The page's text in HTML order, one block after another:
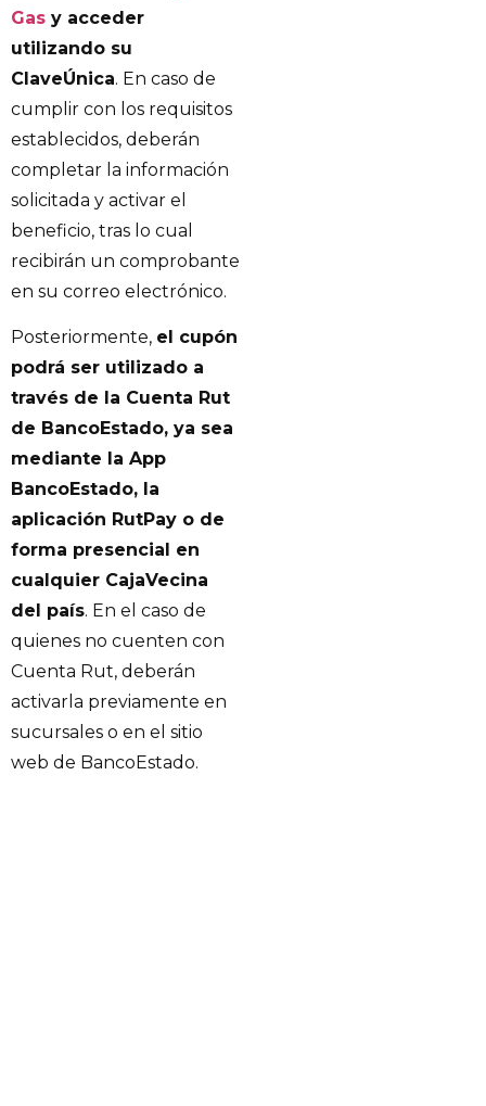
Gas y acceder
utilizando su
ClaveÚnica. En caso de
cumplir con los requisitos
establecidos, deberán
completar la información
solicitada y activar el
beneficio, tras lo cual
recibirán un comprobante
en su correo electrónico.
Posteriormente, el cupón
podrá ser utilizado a
través de la Cuenta Rut
de BancoEstado, ya sea
mediante la App
BancoEstado, la
aplicación RutPay o de
forma presencial en
cualquier CajaVecina
del país. En el caso de
quienes no cuenten con
Cuenta Rut, deberán
activarla previamente en
sucursales o en el sitio
web de BancoEstado.